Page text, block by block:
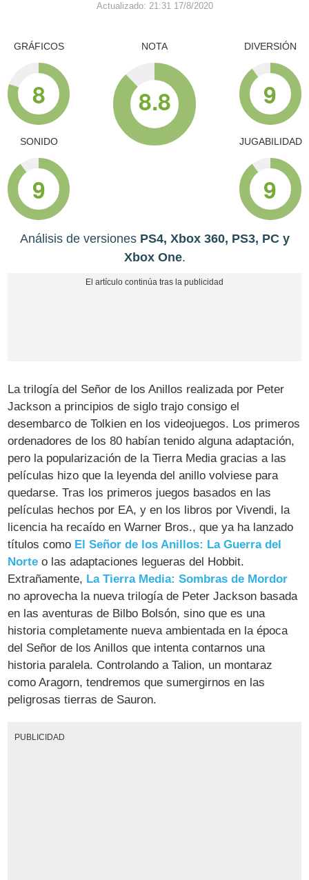
Actualizado: 21:31 17/8/2020
GRÁFICOS
8
SONIDO
9
NOTA
8.8
DIVERSIÓN
9
JUGABILIDAD
9
Análisis de versiones PS4, Xbox 360, PS3, PC y
Xbox One.
La trilogía del Señor de los Anillos realizada por Peter
Jackson a principios de siglo trajo consigo el
desembarco de Tolkien en los videojuegos. Los primeros
ordenadores de los 80 habían tenido alguna adaptación,
pero la popularización de la Tierra Media gracias a las
películas hizo que la leyenda del anillo volviese para
quedarse. Tras los primeros juegos basados en las
películas hechos por EA, y en los libros por Vivendi, la
licencia ha recaído en Warner Bros., que ya ha lanzado
títulos como El Señor de los Anillos: La Guerra del
Norte o las adaptaciones legueras del Hobbit.
Extrañamente, La Tierra Media: Sombras de Mordor
no aprovecha la nueva trilogía de Peter Jackson basada
en las aventuras de Bilbo Bolsón, sino que es una
historia completamente nueva ambientada en la época
del Señor de los Anillos que intenta contarnos una
historia paralela. Controlando a Talion, un montaraz
como Aragorn, tendremos que sumergirnos en las
peligrosas tierras de Sauron.
PUBLICIDAD